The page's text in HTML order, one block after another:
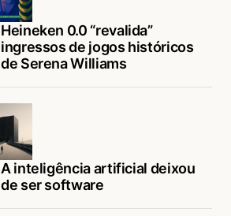
Heineken 0.0 “revalida”
ingressos de jogos históricos
de Serena Williams
A inteligência artificial deixou
de ser software